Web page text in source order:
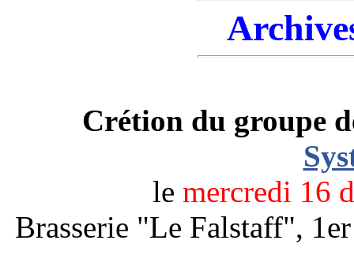
Crétion du groupe
le mercredi 16
Brasserie "Le Falstaff",